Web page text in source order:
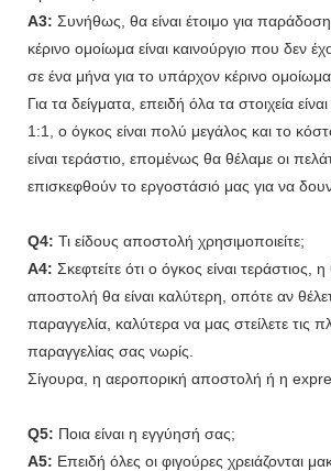
A3: Συνήθως, θα είναι έτοιμο για
κέρινο ομοίωμα είναι καινούργιο που δεν
σε ένα μήνα για το υπάρχον κέρινο ομοίωμα
Για τα δείγματα, επειδή όλα τα στοιχεία
1:1, ο όγκος είναι πολύ μεγάλος και το
είναι τεράστιο, επομένως θα θέλαμε οι
επισκεφθούν το εργοστάσιό μας για να δουν
Q4: Τι είδους αποστολή χρησιμοποιείτε;
A4: Σκεφτείτε ότι ο όγκος είναι τεράστιος,
αποστολή θα είναι καλύτερη, οπότε αν
παραγγελία, καλύτερα να μας στείλετε τις
παραγγελίας σας νωρίς.
Σίγουρα, η αεροπορική αποστολή ή η
Q5: Ποια είναι η εγγύησή σας;
A5: Επειδή όλες οι φιγούρες χρειάζονται